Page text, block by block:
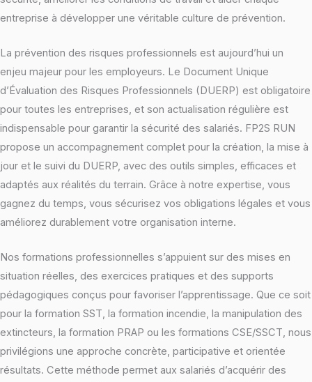
entreprise à développer une véritable culture de prévention.
La prévention des risques professionnels est aujourd’hui un
enjeu majeur pour les employeurs. Le Document Unique
d’Évaluation des Risques Professionnels (DUERP) est obligatoire
pour toutes les entreprises, et son actualisation régulière est
indispensable pour garantir la sécurité des salariés. FP2S RUN
propose un accompagnement complet pour la création, la mise à
jour et le suivi du DUERP, avec des outils simples, efficaces et
adaptés aux réalités du terrain. Grâce à notre expertise, vous
gagnez du temps, vous sécurisez vos obligations légales et vous
améliorez durablement votre organisation interne.
Nos formations professionnelles s’appuient sur des mises en
situation réelles, des exercices pratiques et des supports
pédagogiques conçus pour favoriser l’apprentissage. Que ce soit
pour la formation SST, la formation incendie, la manipulation des
extincteurs, la formation PRAP ou les formations CSE/SSCT, nous
privilégions une approche concrète, participative et orientée
résultats. Cette méthode permet aux salariés d’acquérir des